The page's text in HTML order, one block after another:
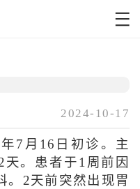
2024-10-17
7月16日初诊。主
。患者于1周前因
。2天前突然出现胃